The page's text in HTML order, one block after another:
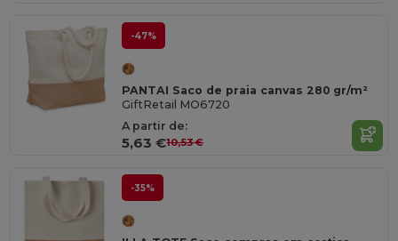
-47%
PANTAI Saco de praia canvas 280 gr/m²
GiftRetail MO6720
A partir de:
5,63 €10,53 €
-35%